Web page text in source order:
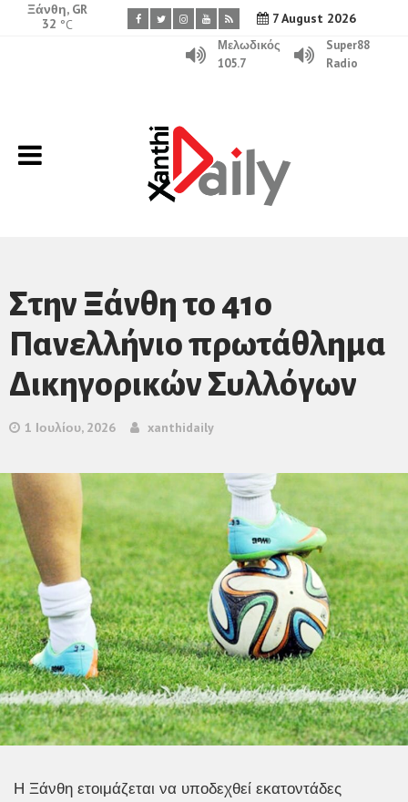
7 August 2026
Ξάνθη, GR
32 °C
Μελωδικός
105.7
Super88
Radio
Στην Ξάνθη το 41ο
Πανελλήνιο πρωτάθλημα
Δικηγορικών Συλλόγων
1 Ιουλίου, 2026 xanthidaily
Η Ξάνθη ετοιμάζεται να υποδεχθεί εκατοντάδες